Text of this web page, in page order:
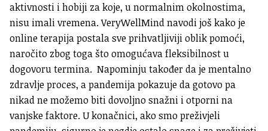
aktivnosti i hobiji za koje, u normalnim okolnostima,
nisu imali vremena. VeryWellMind navodi još kako je
online terapija postala sve prihvatljiviji oblik pomoći,
naročito zbog toga što omogućava fleksibilnost u
dogovoru termina. Napominju također da je mentalno
zdravlje proces, a pandemija pokazuje da gotovo pa
nikad ne možemo biti dovoljno snažni i otporni na
vanjske faktore. U konačnici, ako smo preživjeli